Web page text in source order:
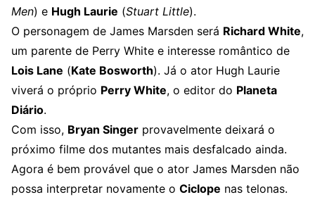
Men) e Hugh Laurie (Stuart Little).
O personagem de James Marsden será Richard White,
um parente de Perry White e interesse romântico de
Lois Lane (Kate Bosworth). Já o ator Hugh Laurie
viverá o próprio Perry White, o editor do Planeta
Diário.
Com isso, Bryan Singer provavelmente deixará o
próximo filme dos mutantes mais desfalcado ainda.
Agora é bem provável que o ator James Marsden não
possa interpretar novamente o Ciclope nas telonas.